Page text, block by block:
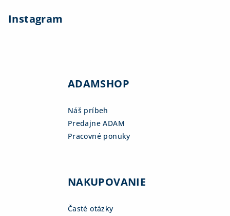
Instagram
ADAMSHOP
Náš príbeh
Predajne ADAM
Pracovné ponuky
NAKUPOVANIE
Časté otázky